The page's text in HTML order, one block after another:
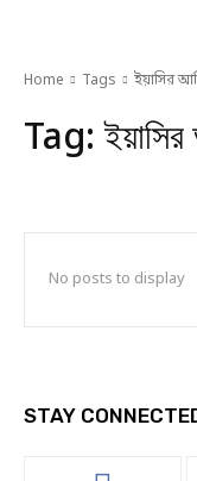
Home Tags ইয়াসির
Tag:ইয়াসির
No posts to display
STAY